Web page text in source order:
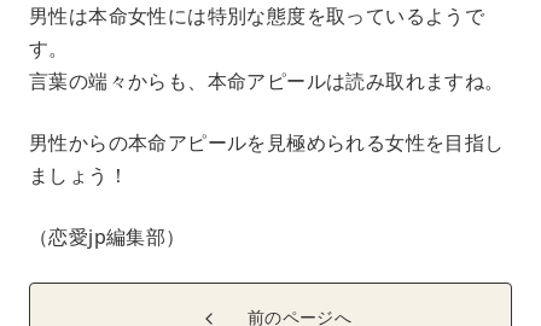
男性は本命女性には特別な態度を取っているようで
す。
言葉の端々からも、本命アピールは読み取れますね。
男性からの本命アピールを見極められる女性を目指し
ましょう！
（恋愛jp編集部）
前のページへ